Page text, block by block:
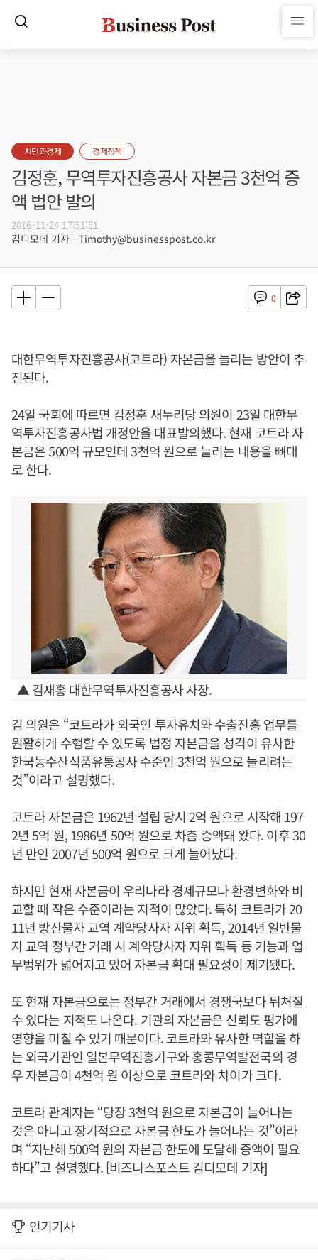
시민과경제 경제정책
김정훈, 무역투자진흥공사 자본금 3천억 증
액 법안 발의
2016-11-24 17:51:51
김디모데 기자 - Timothy@businesspost.co.kr
0
대한무역투자진흥공사(코트라) 자본금을 늘리는 방안이 추
진된다.
24일 국회에 따르면 김정훈 새누리당 의원이 23일 대한무
역투자진흥공사법 개정안을 대표발의했다. 현재 코트라 자
본금은 500억 규모인데 3천억 원으로 늘리는 내용을 뼈대
로 한다.
▲ 김재홍 대한무역투자진흥공사 사장.
김 의원은 “코트라가 외국인 투자유치와 수출진흥 업무를
원활하게 수행할 수 있도록 법정 자본금을 성격이 유사한
한국농수산식품유통공사 수준인 3천억 원으로 늘리려는
것”이라고 설명했다.
코트라 자본금은 1962년 설립 당시 2억 원으로 시작해 197
2년 5억 원, 1986년 50억 원으로 차츰 증액돼 왔다. 이후 30
년 만인 2007년 500억 원으로 크게 늘어났다.
하지만 현재 자본금이 우리나라 경제규모나 환경변화와 비
교할 때 작은 수준이라는 지적이 많았다. 특히 코트라가 20
11년 방산물자 교역 계약당사자 지위 획득, 2014년 일반물
자 교역 정부간 거래 시 계약당사자 지위 획득 등 기능과 업
무범위가 넓어지고 있어 자본금 확대 필요성이 제기됐다.
또 현재 자본금으로는 정부간 거래에서 경쟁국보다 뒤처질
수 있다는 지적도 나온다. 기관의 자본금은 신뢰도 평가에
영향을 미칠 수 있기 때문이다. 코트라와 유사한 역할을 하
는 외국기관인 일본무역진흥기구와 홍콩무역발전국의 경
우 자본금이 4천억 원 이상으로 코트라와 차이가 크다.
코트라 관계자는 “당장 3천억 원으로 자본금이 늘어나는
것은 아니고 장기적으로 자본금 한도가 늘어나는 것”이라
며 “지난해 500억 원의 자본금 한도에 도달해 증액이 필요
하다”고 설명했다. [비즈니스포스트 김디모데 기자]
인기기사